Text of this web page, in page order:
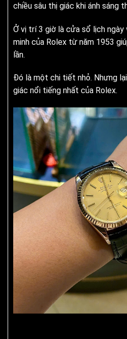
chiều sâu thị giác khi ánh sáng
Ở vị trí 3 giờ là cửa sổ lịch
minh của Rolex từ năm 1953
lần.
Đó là một chi tiết nhỏ. Nhưng
giác nổi tiếng nhất của Rolex.